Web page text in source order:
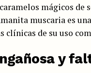
mágicos de
muscaria es
clínicas de su uso
y